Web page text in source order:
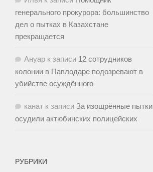
генерального прокурора: большинство
дел о пытках в Казахстане
прекращается
Ануар к записи 12 сотрудников
колонии в Павлодаре подозревают в
убийстве осуждённого
канат к записи За изощрённые пытки
осудили актюбинских полицейских
РУБРИКИ